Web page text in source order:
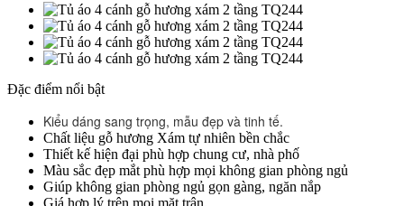
Đặc điểm nổi bật
Kiểu dáng sang trọng, mẫu đẹp và tinh tế.
Chất liệu gỗ hương Xám tự nhiên bền chắc
Thiết kế hiện đại phù hợp chung cư, nhà phố
Màu sắc đẹp mắt phù hợp mọi không gian phòng ngủ
Giúp không gian phòng ngủ gọn gàng, ngăn nắp